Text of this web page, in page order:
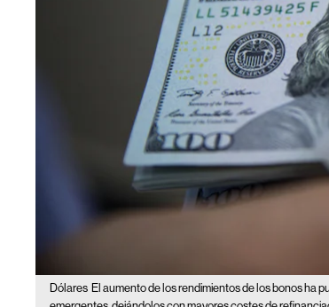
Dólares El aumento de los rendimientos de los bonos ha